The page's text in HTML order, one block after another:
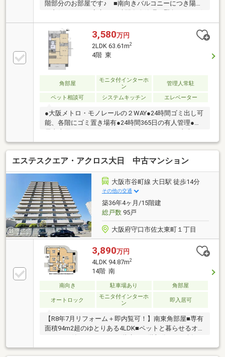
階部分のお部屋です♪ ■南向きバルコニーにつき陽当
タン付き♪
3,580万円
2LDK 63.61m2
4階 東
角部屋
モニタ付インターホ
ン
管理人常駐
ペット相談可 システムキッチン エレベーター
●大阪メトロ・モノレールの２WAY●24時間ゴミ出し可
能、各階にゴミ置き場有●24時間365日の有人管理●入
ーム・大浴場等の充実の共用施設●宅配BOX・オート
ロック付
エステスクエア・アクロス大日 中古マンション
大阪市谷町線 大日駅 徒歩14分
その他の交通
築36年4ヶ月/15階建
総戸数95戸
大阪府守口市佐太東町１丁目
3,890万円
4LDK 94.87m2
14階 南
南向き 駐車場あり 角部屋
オートロック
モニタ付インターホ
ン
即入居可
【R8年7月リフォーム＋即内覧可！】南東角部屋■専有
面積94m2超のゆとりある4LDK■ペットと暮らせるオー
光・通風・眺望良好